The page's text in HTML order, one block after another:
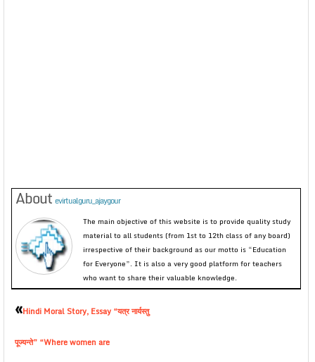
About evirtualguru_ajaygour
The main objective of this website is to provide quality study
material to all students (from 1st to 12th class of any board)
irrespective of their background as our motto is “Education
for Everyone”. It is also a very good platform for teachers
who want to share their valuable knowledge.
«Hindi Moral Story, Essay “यत्र नार्यस्तु
पूज्यन्ते” “Where women are